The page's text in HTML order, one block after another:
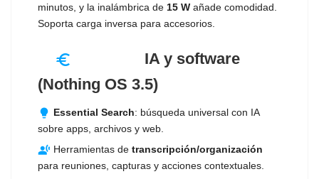
minutos, y la inalámbrica de 15 W añade comodidad.
Soporta carga inversa para accesorios.
neurology
IA y software
(Nothing OS 3.5)
lightbulb Essential Search: búsqueda universal con IA
sobre apps, archivos y web.
transcribe Herramientas de transcripción/organización
para reuniones, capturas y acciones contextuales.